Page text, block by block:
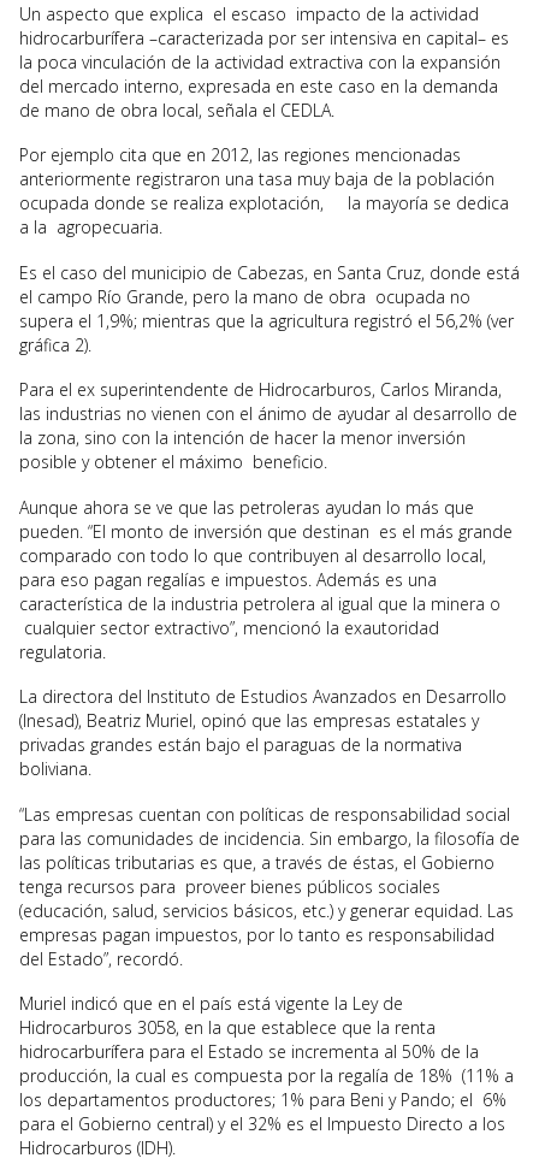
Un aspecto que explica el escaso impacto de la actividad
hidrocarburífera –caracterizada por ser intensiva en capital– es
la poca vinculación de la actividad extractiva con la expansión
del mercado interno, expresada en este caso en la demanda
de mano de obra local, señala el CEDLA.
Por ejemplo cita que en 2012, las regiones mencionadas
anteriormente registraron una tasa muy baja de la población
ocupada donde se realiza explotación, la mayoría se dedica
a la agropecuaria.
Es el caso del municipio de Cabezas, en Santa Cruz, donde está
el campo Río Grande, pero la mano de obra ocupada no
supera el 1,9%; mientras que la agricultura registró el 56,2% (ver
gráfica 2).
Para el ex superintendente de Hidrocarburos, Carlos Miranda,
las industrias no vienen con el ánimo de ayudar al desarrollo de
la zona, sino con la intención de hacer la menor inversión
posible y obtener el máximo beneficio.
Aunque ahora se ve que las petroleras ayudan lo más que
pueden. “El monto de inversión que destinan es el más grande
comparado con todo lo que contribuyen al desarrollo local,
para eso pagan regalías e impuestos. Además es una
característica de la industria petrolera al igual que la minera o
cualquier sector extractivo”, mencionó la exautoridad
regulatoria.
La directora del Instituto de Estudios Avanzados en Desarrollo
(Inesad), Beatriz Muriel, opinó que las empresas estatales y
privadas grandes están bajo el paraguas de la normativa
boliviana.
“Las empresas cuentan con políticas de responsabilidad social
para las comunidades de incidencia. Sin embargo, la filosofía de
las políticas tributarias es que, a través de éstas, el Gobierno
tenga recursos para proveer bienes públicos sociales
(educación, salud, servicios básicos, etc.) y generar equidad. Las
empresas pagan impuestos, por lo tanto es responsabilidad
del Estado”, recordó.
Muriel indicó que en el país está vigente la Ley de
Hidrocarburos 3058, en la que establece que la renta
hidrocarburífera para el Estado se incrementa al 50% de la
producción, la cual es compuesta por la regalía de 18% (11% a
los departamentos productores; 1% para Beni y Pando; el 6%
para el Gobierno central) y el 32% es el Impuesto Directo a los
Hidrocarburos (IDH).